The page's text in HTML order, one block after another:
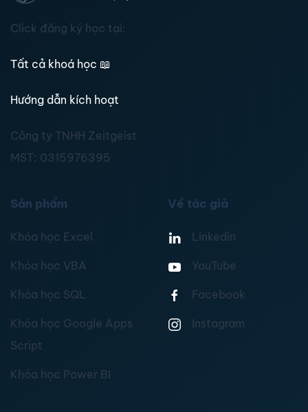
Click đăng ký học tại:
Tất cả khoá học 📖
Hướng dẫn kích hoạt
Công ty TNHH Zeitgeist
MST: 0315976395
Sản phẩm
Khóa học Excel
Khóa học VBA
Khóa học SQL
Khóa học Google Apps
Script
Khóa học Power BI
Về tác giả
Linkedin
YouTube
Facebook
Instagram